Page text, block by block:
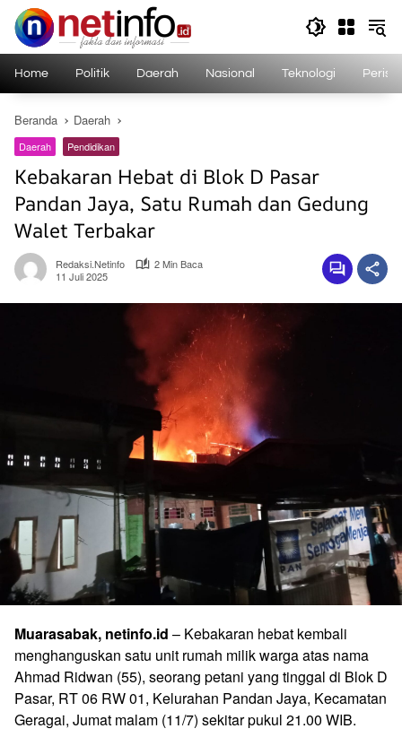
Langsung
konten
Home Politik Daerah Nasional Teknologi
Beranda Daerah
Daerah Pendidikan
Kebakaran Hebat di Blok D Pasar
Pandan Jaya, Satu Rumah dan Gedung
Walet Terbakar
Redaksi.netinfo
2 Min Baca
11 Juli 2025
Muarasabak, netinfo.id – Kebakaran hebat kembali
menghanguskan satu unit rumah milik warga atas nama
Ahmad Ridwan (55), seorang petani yang tinggal di Blok D
Pasar, RT 06 RW 01, Kelurahan Pandan Jaya, Kecamatan
Geragai, Jumat malam (11/7) sekitar pukul 21.00 WIB.